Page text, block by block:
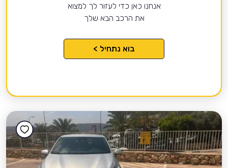
אנחנו כאן כדי לעזור לך למצוא
את הרכב הבא שלך
בוא נתחיל >